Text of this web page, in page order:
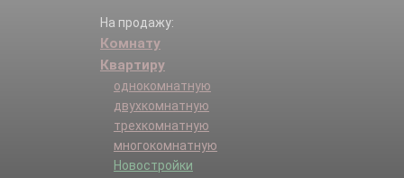
На продажу:
Комнату
Квартиру
однокомнатную
двухкомнатную
трехкомнатную
многокомнатную
Новостройки